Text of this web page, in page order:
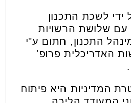
לשכת התכנון
עם שלושת הרשויות
התכנון, חתום ע"י
האדריכלית פרופ'
המדיניות היא פיתוח